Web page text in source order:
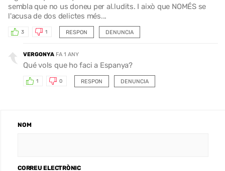
sembla que no us doneu per al.ludits. I això que NOMÉS se
l'acusa de dos delictes més...
RESPON
3 1 DENUNCIA
VERGONYA FA 1 ANY
Qué vols que ho faci a Espanya?
RESPON
1 0 DENUNCIA
NOM
CORREU ELECTRÒNIC